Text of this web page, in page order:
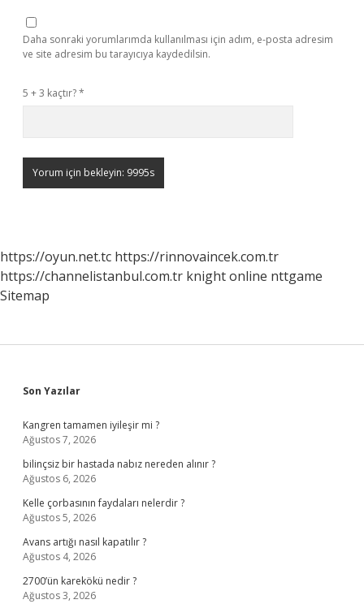
Daha sonraki yorumlarımda kullanılması için adım, e-posta adresim
ve site adresim bu tarayıcıya kaydedilsin.
5 + 3 kaçtır?*
https://oyun.net.tc https://rinnovaincek.com.tr
https://channelistanbul.com.tr knight online nttgame
Sitemap
Sidebar
Son Yazılar
Kangren tamamen iyileşir mi ?
Ağustos 7, 2026
bilinçsiz bir hastada nabız nereden alınır ?
Ağustos 6, 2026
Kelle çorbasının faydaları nelerdir ?
Ağustos 5, 2026
Avans artığı nasıl kapatılır ?
Ağustos 4, 2026
2700’ün karekökü nedir ?
Ağustos 3, 2026